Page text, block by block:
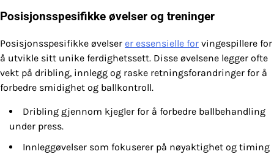
Posisjonsspesifikke øvelser og treninger
Posisjonsspesifikke øvelser er essensielle for vingespillere for
å utvikle sitt unike ferdighetssett. Disse øvelsene legger ofte
vekt på dribling, innlegg og raske retningsforandringer for å
forbedre smidighet og ballkontroll.
Dribling gjennom kjegler for å forbedre ballbehandling
under press.
Innleggøvelser som fokuserer på nøyaktighet og timing